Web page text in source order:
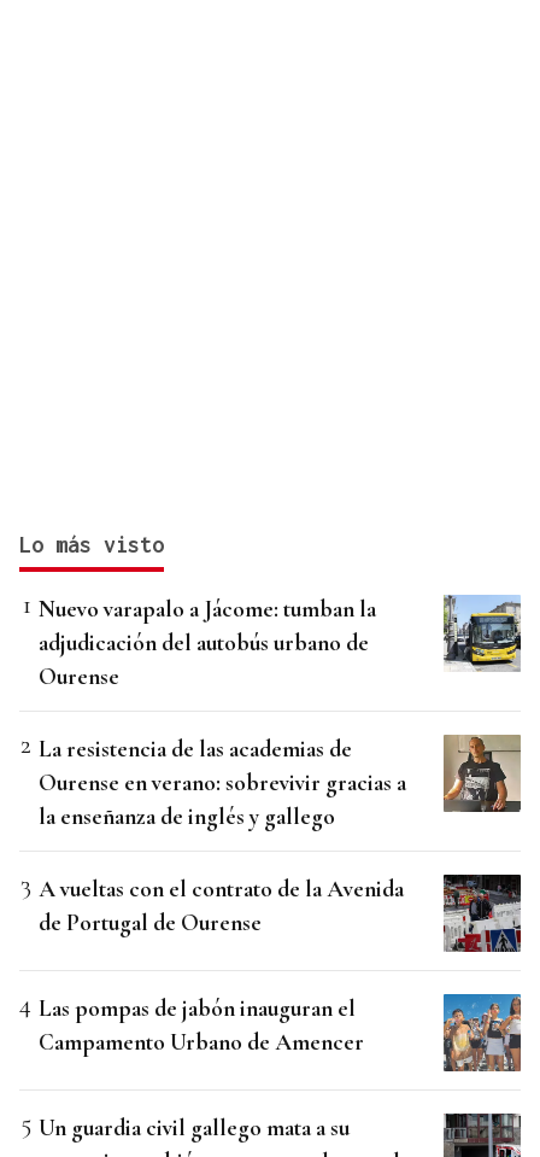
Lo más visto
Nuevo varapalo a Jácome: tumban la
adjudicación del autobús urbano de
Ourense
La resistencia de las academias de
Ourense en verano: sobrevivir gracias a
la enseñanza de inglés y gallego
A vueltas con el contrato de la Avenida
de Portugal de Ourense
Las pompas de jabón inauguran el
Campamento Urbano de Amencer
Un guardia civil gallego mata a su